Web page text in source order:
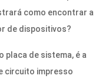
como encontrar a
de dispositivos?
placa de sistema, é a
circuito impresso